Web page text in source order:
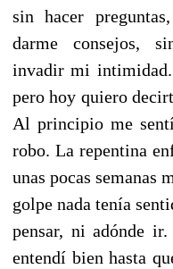
sin hacer
darme consejos,
invadir mi
pero hoy quiero
Al principio me
robo. La repentina
unas pocas semanas
golpe nada tenía
pensar, ni adónde
entendí bien hasta